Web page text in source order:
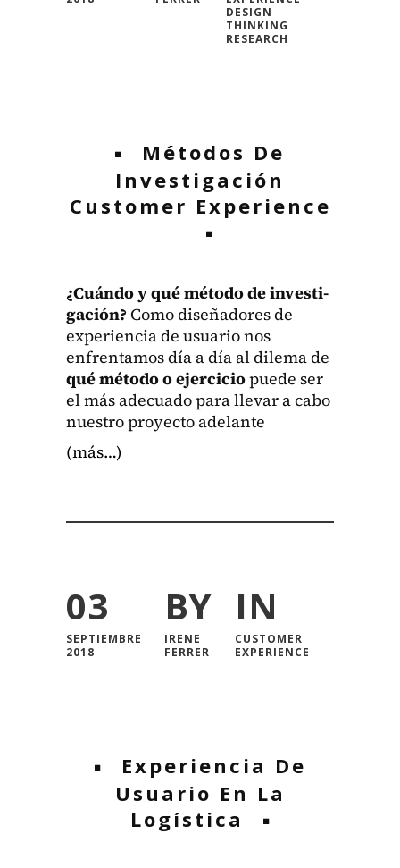
DESIGN
THINKING
RESEARCH
Métodos De
Investigación
Customer Experience
¿Cuán­do y qué méto­do de inves­ti­
gación? Como dis­eñadores de
expe­ri­en­cia de usuario nos
enfrenta­mos día a día al dile­ma de
qué méto­do o ejer­ci­ciopuede ser
el más ade­cua­do para lle­var a cabo
nue­stro proyec­to ade­lante
(más…)
03
SEPTIEMBRE
2018
BY
IRENE
FERRER
IN
CUSTOMER
EXPERIENCE
Experiencia De
Usuario En La
Logística